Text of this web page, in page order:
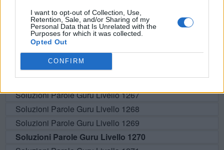
I want to opt-out of Collection, Use,
Retention, Sale, and/or Sharing of my
Personal Data that Is Unrelated with the
Purposes for which it was collected.
Opted Out
CONFIRM
Qui puoi cercare la tua risposta per numero di livello, ma ti
consigliamo di utilizzare la ricerca per lettera.
Seleziona i livelli:
Soluzioni Parole Guru Livello 1265
Soluzioni Parole Guru Livello 1266
Soluzioni Parole Guru Livello 1267
Soluzioni Parole Guru Livello 1268
Soluzioni Parole Guru Livello 1269
Soluzioni Parole Guru Livello 1270